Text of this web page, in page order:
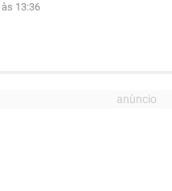
13:36